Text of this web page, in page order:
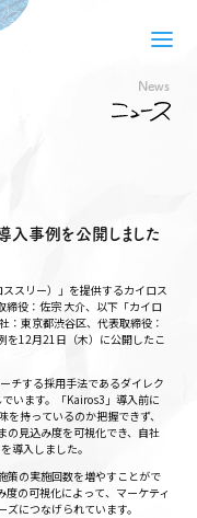
News
入事例を公開しました
スリー）」を提供するカイロス
締役：佐宗 大介、以下「カイロ
：東京都渋谷区、代表取締役：
を12月21日（木）に公開したこ
チする採用手法であるダイレク
います。「Kairos3」導入前に
持っているのか把握できず、
の見込み度を可視化でき、自社
導入しました。
策の実施回数を増やすことがで
の可視化によって、マーケティ
につなげられています。